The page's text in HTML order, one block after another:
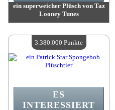
ein superweicher Plüsch von Taz
Looney Tunes
Verfügbare Menge:4
ES
INTERESSIERT
3.380.000 Punkte